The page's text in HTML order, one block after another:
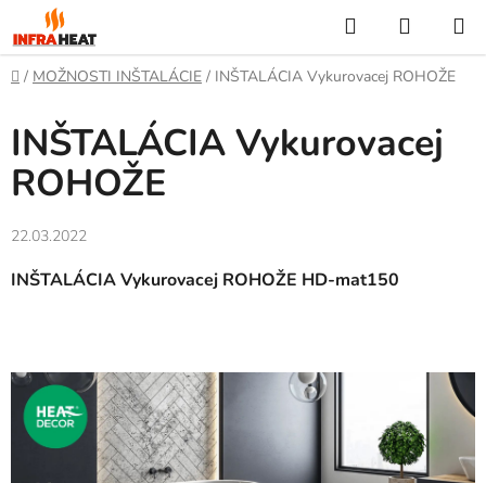
Prejsť
na
obsah
Hľadať
KOŠÍK
Domov
/ MOŽNOSTI INŠTALÁCIE / INŠTALÁCIA Vykurovacej ROHOŽE
INŠTALÁCIA Vykurovacej
ROHOŽE
22.03.2022
INŠTALÁCIA Vykurovacej ROHOŽE HD-mat150